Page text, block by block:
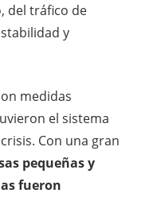
del tráfico de
y
medidas
el sistema
Con una gran
pequeñas y
fueron